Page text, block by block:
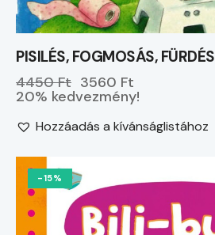
PISILÉS, FOGMOSÁS, FÜRDÉS
4450 Ft 3560 Ft
20% kedvezmény!
Hozzáadás a kívánságlistához
-15%